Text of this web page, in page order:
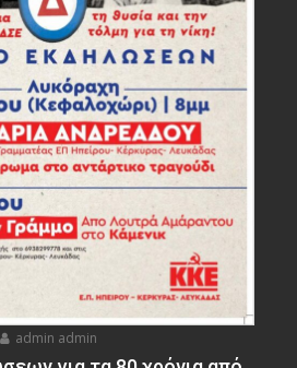
admin admin